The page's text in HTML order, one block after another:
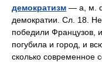
демократизм — а, м.
демократии. Сл. 18.
победили Французов,
погубила и город, и
сколько